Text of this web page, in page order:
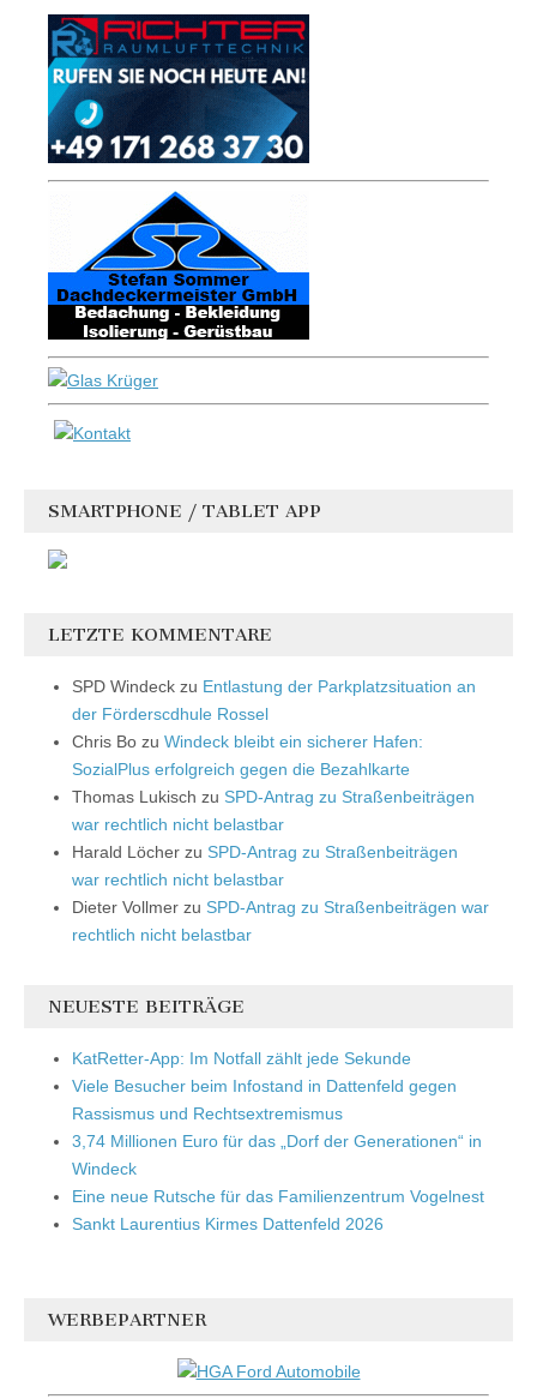
SMARTPHONE / TABLET APP
LETZTE KOMMENTARE
SPD Windeck zu Entlastung der Parkplatzsituation an
der Förderscdhule Rossel
Chris Bo zu Windeck bleibt ein sicherer Hafen:
SozialPlus erfolgreich gegen die Bezahlkarte
Thomas Lukisch zu SPD-Antrag zu Straßenbeiträgen
war rechtlich nicht belastbar
Harald Löcher zu SPD-Antrag zu Straßenbeiträgen
war rechtlich nicht belastbar
Dieter Vollmer zu SPD-Antrag zu Straßenbeiträgen war
rechtlich nicht belastbar
NEUESTE BEITRÄGE
KatRetter-App: Im Notfall zählt jede Sekunde
Viele Besucher beim Infostand in Dattenfeld gegen
Rassismus und Rechtsextremismus
3,74 Millionen Euro für das „Dorf der Generationen“ in
Windeck
Eine neue Rutsche für das Familienzentrum Vogelnest
Sankt Laurentius Kirmes Dattenfeld 2026
WERBEPARTNER